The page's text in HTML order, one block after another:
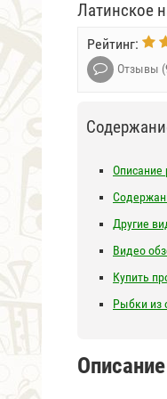
Латинское
Рейтинг:
Отзывы (
Другие
Видео
Купить
Рыбки из